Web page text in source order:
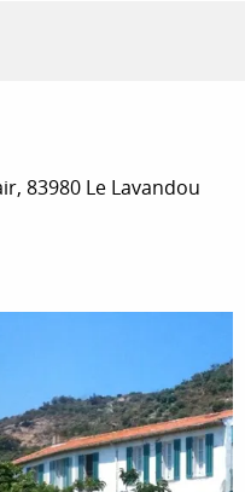
83980 Le Lavandou